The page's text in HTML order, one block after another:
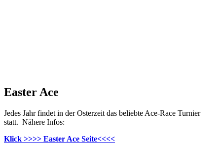
Easter Ace
Jedes Jahr findet in der Osterzeit das beliebte Ace-Race Turnier
statt. Nähere Infos:
Klick >>>> Easter Ace Seite<<<<